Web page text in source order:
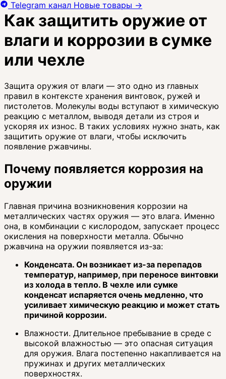
Как защитить оружие от
влаги и коррозии в сумке
или чехле
Защита оружия от влаги — это одно из главных
правил в контексте хранения винтовок, ружей и
пистолетов. Молекулы воды вступают в химическую
реакцию с металлом, выводя детали из строя и
ускоряя их износ. В таких условиях нужно знать, как
защитить оружие от влаги, чтобы исключить
появление ржавчины.
Почему появляется коррозия на
оружии
Главная причина возникновения коррозии на
металлических частях оружия — это влага. Именно
она, в комбинации с кислородом, запускает процесс
окисления на поверхности металла. Обычно
ржавчина на оружии появляется из-за:
Конденсата. Он возникает из-за перепадов
температур, например, при переносе винтовки
из холода в тепло. В чехле или сумке
конденсат испаряется очень медленно, что
усиливает химическую реакцию и может стать
причиной коррозии.
Влажности. Длительное пребывание в среде с
высокой влажностью — это опасная ситуация
для оружия. Влага постепенно накапливается на
пружинах и других металлических
поверхностях.
Telegram канал Новые товары →